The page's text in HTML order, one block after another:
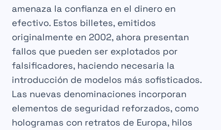
amenaza la confianza en el dinero en
efectivo. Estos billetes, emitidos
originalmente en 2002, ahora presentan
fallos que pueden ser explotados por
falsificadores, haciendo necesaria la
introducción de modelos más sofisticados.
Las nuevas denominaciones incorporan
elementos de seguridad reforzados, como
hologramas con retratos de Europa, hilos